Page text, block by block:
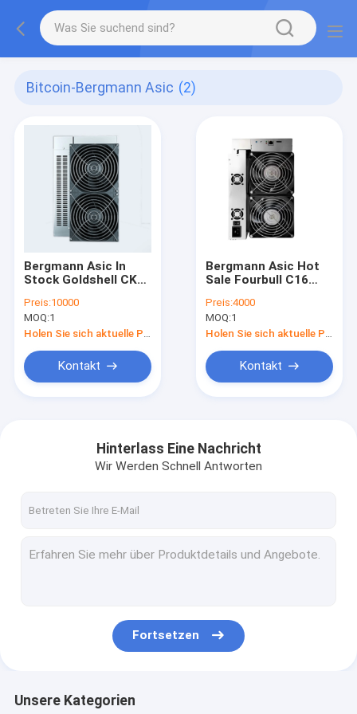
Bitcoin-Bergmann Asic (2)
Bergmann Asic In
Stock Goldshell CK6
Preis:10000
MOQ:1
Kontakt
Bergmann Asic Hot
Sale Fourbull C16
Preis:4000
MOQ:1
Kontakt
Hinterlass Eine Nachricht
Wir Werden Schnell Antworten
Fortsetzen
Unsere Kategorien